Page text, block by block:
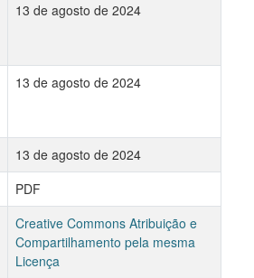
13 de agosto de 2024
13 de agosto de 2024
13 de agosto de 2024
PDF
Creative Commons Atribuição e
Compartilhamento pela mesma
Licença